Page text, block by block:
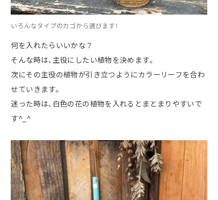
いろんなタイプのカゴから選びます！
何を入れたらいいかな？
そんな時は、主役にしたい植物を決めます。
次にその主役の植物が引き立つようにカラーリーフを合わ
せていきます。
迷った時は、白色の花の植物を入れるとまとまりやすいで
す^_^